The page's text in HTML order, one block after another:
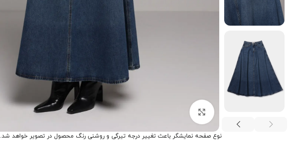
برای بزرگنمایی کلیک کنید
نوع صفحه نمایشگر باعث تغییر درجه تیرگی و روشنی رنگ محصول در تصویر خواهد شد.